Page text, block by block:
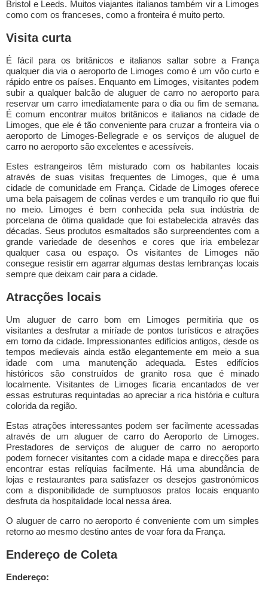
Bristol e Leeds. Muitos viajantes italianos também vir a Limoges
como com os franceses, como a fronteira é muito perto.
Visita curta
É fácil para os britânicos e italianos saltar sobre a França
qualquer dia via o aeroporto de Limoges como é um vôo curto e
rápido entre os países. Enquanto em Limoges, visitantes podem
subir a qualquer balcão de aluguer de carro no aeroporto para
reservar um carro imediatamente para o dia ou fim de semana.
É comum encontrar muitos britânicos e italianos na cidade de
Limoges, que ele é tão conveniente para cruzar a fronteira via o
aeroporto de Limoges-Bellegrade e os serviços de aluguel de
carro no aeroporto são excelentes e acessíveis.
Estes estrangeiros têm misturado com os habitantes locais
através de suas visitas frequentes de Limoges, que é uma
cidade de comunidade em França. Cidade de Limoges oferece
uma bela paisagem de colinas verdes e um tranquilo rio que flui
no meio. Limoges é bem conhecida pela sua indústria de
porcelana de ótima qualidade que foi estabelecida através das
décadas. Seus produtos esmaltados são surpreendentes com a
grande variedade de desenhos e cores que iria embelezar
qualquer casa ou espaço. Os visitantes de Limoges não
consegue resistir em agarrar algumas destas lembranças locais
sempre que deixam cair para a cidade.
Atracções locais
Um aluguer de carro bom em Limoges permitiria que os
visitantes a desfrutar a miríade de pontos turísticos e atrações
em torno da cidade. Impressionantes edifícios antigos, desde os
tempos medievais ainda estão elegantemente em meio a sua
idade com uma manutenção adequada. Estes edifícios
históricos são construídos de granito rosa que é minado
localmente. Visitantes de Limoges ficaria encantados de ver
essas estruturas requintadas ao apreciar a rica história e cultura
colorida da região.
Estas atrações interessantes podem ser facilmente acessadas
através de um aluguer de carro do Aeroporto de Limoges.
Prestadores de serviços de aluguer de carro no aeroporto
podem fornecer visitantes com a cidade mapa e direcções para
encontrar estas relíquias facilmente. Há uma abundância de
lojas e restaurantes para satisfazer os desejos gastronómicos
com a disponibilidade de sumptuosos pratos locais enquanto
desfruta da hospitalidade local nessa área.
O aluguer de carro no aeroporto é conveniente com um simples
retorno ao mesmo destino antes de voar fora da França.
Endereço de Coleta
Endereço: